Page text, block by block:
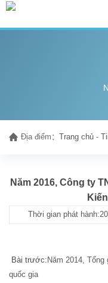
Địa điểm： Trang chủ -
Năm 2016, Công ty
Thời gian phát
Bài trước:Năm 2014,
quốc gia